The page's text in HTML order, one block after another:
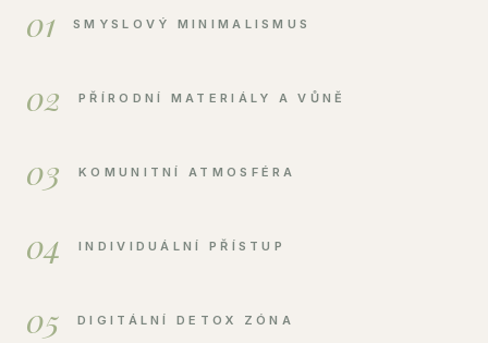
01 SMYSLOVÝ MINIMALISMUS
02 PŘÍRODNÍ MATERIÁLY A VŮNĚ
03 KOMUNITNÍ ATMOSFÉRA
04 INDIVIDUÁLNÍ PŘÍSTUP
05 DIGITÁLNÍ DETOX ZÓNA